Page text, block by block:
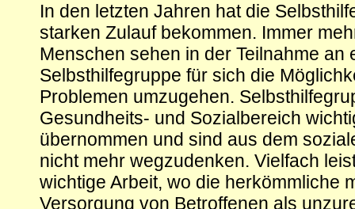
In den letzten Jahren hat die
starken Zulauf bekommen. Immer
Menschen sehen in der Teilnahme an
Selbsthilfegruppe für sich die
Problemen umzugehen.
Gesundheits- und Sozialbereich
übernommen und sind aus dem
nicht mehr wegzudenken. Vielfach
wichtige Arbeit, wo die herkömmliche
Versorgung von Betroffenen als